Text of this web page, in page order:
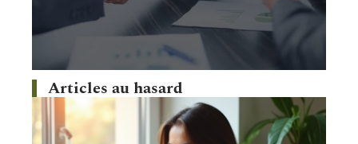
Articles au hasard